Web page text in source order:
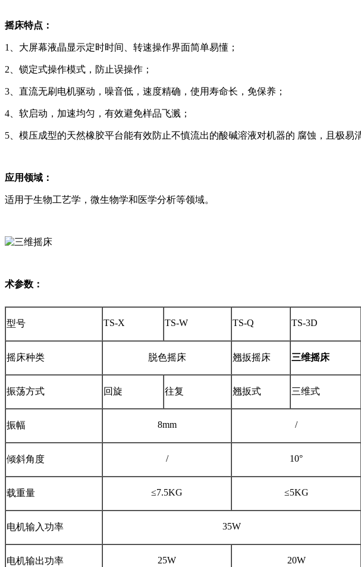
摇床特点：
1、大屏幕液晶显示定时时间、转速操作界面简单易懂；
2、锁定式操作模式，防止误操作；
3、直流无刷电机驱动，噪音低，速度精确，使用寿命长，免保养；
4、软启动，加速均匀，有效避免样品飞溅；
5、模压成型的天然橡胶平台能有效防止不慎流出的酸碱溶液对机器的 腐蚀，且极易
应用领域：
适用于生物工艺学，微生物学和医学分析等领域。
术参数：
型号 TS-X TS-W TS-Q TS-3D
摇床种类 脱色摇床 翘扳摇床 三维摇床
振荡方式 回旋 往复 翘扳式 三维式
振幅 8mm /
倾斜角度 / 10°
载重量 ≤7.5KG ≤5KG
电机输入功率 35W
电机输出功率 25W 20W